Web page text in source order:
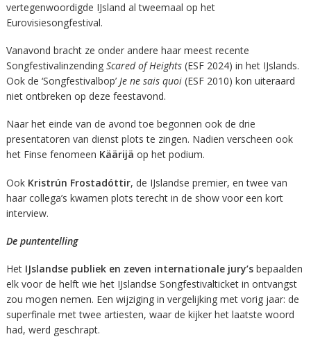
vertegenwoordigde IJsland al tweemaal op het
Eurovisiesongfestival.
Vanavond bracht ze onder andere haar meest recente
Songfestivalinzending Scared of Heights(ESF 2024) in het IJslands.
Ook de ‘Songfestivalbop’ Je ne sais quoi(ESF 2010) kon uiteraard
niet ontbreken op deze feestavond.
Naar het einde van de avond toe begonnen ook de drie
presentatoren van dienst plots te zingen. Nadien verscheen ook
het Finse fenomeen Käärijä op het podium.
Ook Kristrún Frostadóttir, de IJslandse premier, en twee van
haar collega’s kwamen plots terecht in de show voor een kort
interview.
De puntentelling
Het IJslandse publiek en zeven internationale jury’sbepaalden
elk voor de helft wie het IJslandse Songfestivalticket in ontvangst
zou mogen nemen. Een wijziging in vergelijking met vorig jaar: de
superfinale met twee artiesten, waar de kijker het laatste woord
had, werd geschrapt.